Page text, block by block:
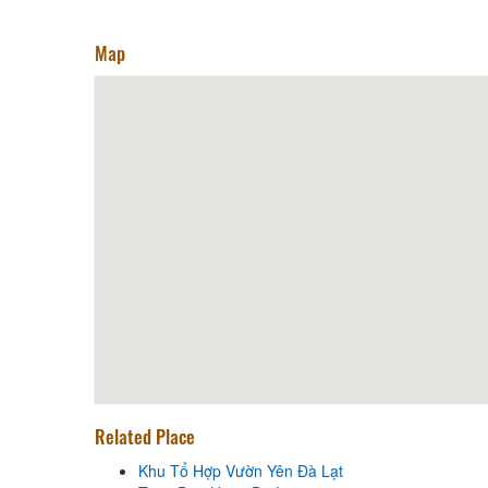
Map
Related Place
Khu Tổ Hợp Vườn Yên Đà Lạt
Distance: 60 m
Domaine De Marie Church